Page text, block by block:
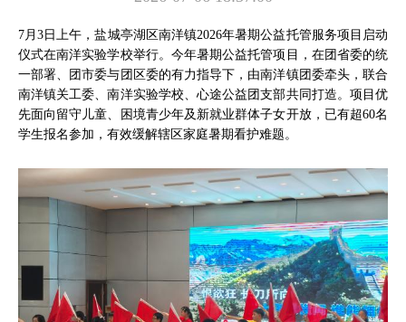
7月3日上午，盐城亭湖区南洋镇2026年暑期公益托管服务项目启动
仪式在南洋实验学校举行。今年暑期公益托管项目，在团省委的统
一部署、团市委与团区委的有力指导下，由南洋镇团委牵头，联合
南洋镇关工委、南洋实验学校、心途公益团支部共同打造。项目优
先面向留守儿童、困境青少年及新就业群体子女开放，已有超60名
学生报名参加，有效缓解辖区家庭暑期看护难题。